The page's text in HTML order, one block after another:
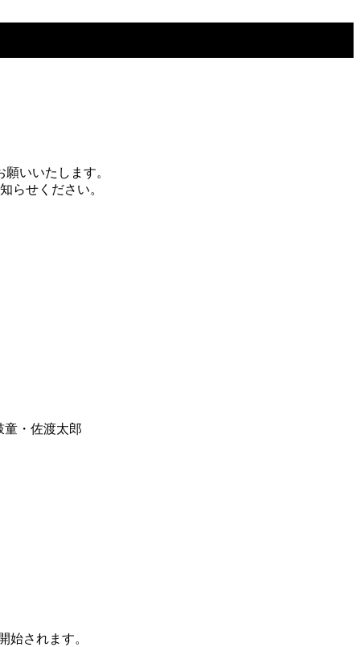
いいたします。
らせください。
・佐渡太郎
始されます。